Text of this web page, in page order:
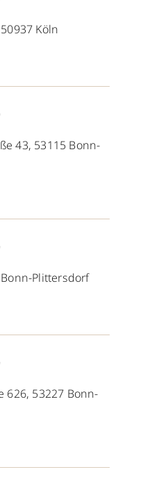
50937 Köln
43, 53115 Bonn-
Bonn-Plittersdorf
626, 53227 Bonn-